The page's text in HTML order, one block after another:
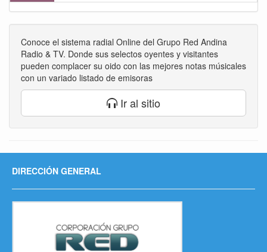
Conoce el sistema radial Online del Grupo Red Andina
Radio & TV. Donde sus selectos oyentes y visitantes
pueden complacer su oido con las mejores notas músicales
con un variado listado de emisoras
Ir al sitio
DIRECCIÓN GENERAL